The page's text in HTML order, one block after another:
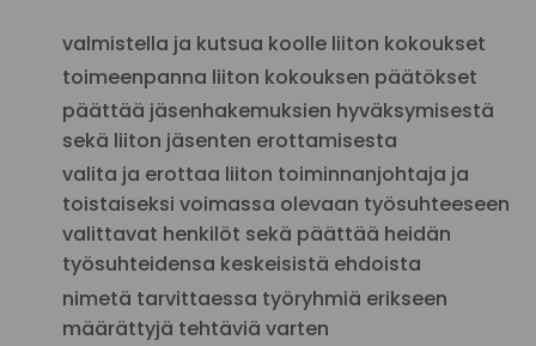
valmistella ja kutsua koolle liiton kokoukset
toimeenpanna liiton kokouksen päätökset
päättää jäsenhakemuksien hyväksymisestä
sekä liiton jäsenten erottamisesta
valita ja erottaa liiton toiminnanjohtaja ja
toistaiseksi voimassa olevaan työsuhteeseen
valittavat henkilöt sekä päättää heidän
työsuhteidensa keskeisistä ehdoista
nimetä tarvittaessa työryhmiä erikseen
määrättyjä tehtäviä varten